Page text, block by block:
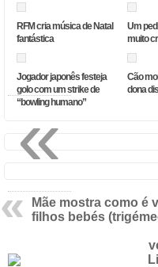
RFM cria música de Natal
fantástica
Um
muito
Jogador japonês festeja
golo com um strike de
“bowling humano”
Cão
dona
Mãe mostra como é
filhos bebés
«